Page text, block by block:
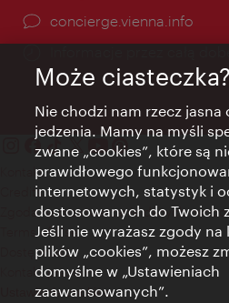
concierge.vienna.info
Kontakt
Credits
Zgoda na przetwarzanie danych
Terms of Use
Dostępność
Kontakt prasowy
Ustawienia cookies
Może ciasteczka?
Nie chodzi nam rzecz jasna
jedzenia. Mamy na myśli
zwane „cookies”, które są
prawidłowego
internetowych, statystyk i
dostosowanych do Twoich
Jeśli nie wyrażasz zgody na
plików „cookies”, możesz
domyślne w „Ustawieniach
zaawansowanych”.